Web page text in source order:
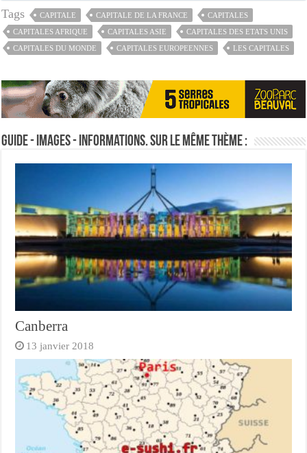
Tags CAPITALE CAPITALE DE LA FRANCE
CAPITALES
CAPITALES AFRIQUE
CAPITALES ASIE
CAPITALES DES ETATS UNIS
CAPITALES DU MONDE
CAPITALES EUROPEENNES LES CAPITALES
Guide - Images - Informations. Sur le même thème :
Canberra
13 janvier 2018